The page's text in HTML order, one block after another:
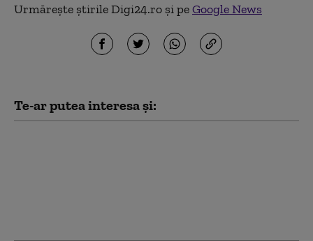
Urmărește știrile Digi24.ro și peGoogle News
Te-ar putea interesa și: